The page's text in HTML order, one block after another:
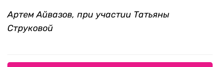
Артем Айвазов, при участии Татьяны
Струковой